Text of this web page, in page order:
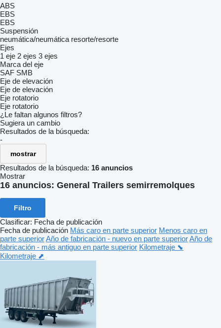
ABS
EBS
EBS
Suspensión
neumática/neumática resorte/resorte
Ejes
1 eje 2 ejes 3 ejes
Marca del eje
SAF SMB
Eje de elevación
Eje de elevación
Eje rotatorio
Eje rotatorio
¿Le faltan algunos filtros?
Sugiera un cambio
Resultados de la búsqueda:
-
mostrar
Resultados de la búsqueda: 16 anuncios
Mostrar
16 anuncios: General Trailers semirremolques
Filtro
Clasificar: Fecha de publicación
Fecha de publicación Más caro en parte superior Menos caro en
parte superiorAño de fabricación - nuevo en parte superiorAño de
fabricación - más antiguo en parte superior Kilometraje ⬊
Kilometraje ⬈